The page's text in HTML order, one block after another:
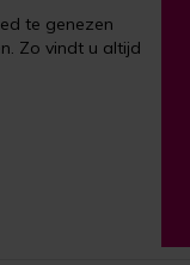
te genezen
Zo vindt u altijd